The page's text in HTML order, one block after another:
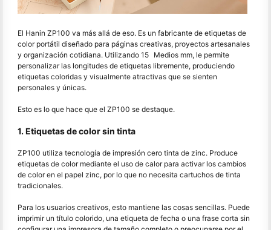
El Hanin ZP100 va más allá de eso. Es un fabricante de etiquetas de
color portátil diseñado para páginas creativas, proyectos artesanales
y organización cotidiana. Utilizando 15 Medios mm, le permite
personalizar las longitudes de etiquetas libremente, produciendo
etiquetas coloridas y visualmente atractivas que se sienten
personales y únicas.
Esto es lo que hace que el ZP100 se destaque.
1. Etiquetas de color sin tinta
ZP100 utiliza tecnología de impresión cero tinta de zinc. Produce
etiquetas de color mediante el uso de calor para activar los cambios
de color en el papel zinc, por lo que no necesita cartuchos de tinta
tradicionales.
Para los usuarios creativos, esto mantiene las cosas sencillas. Puede
imprimir un título colorido, una etiqueta de fecha o una frase corta sin